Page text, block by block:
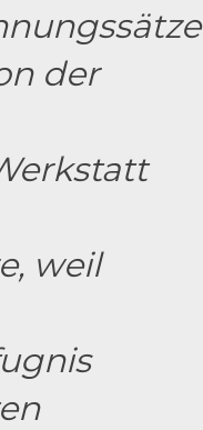
der
weil